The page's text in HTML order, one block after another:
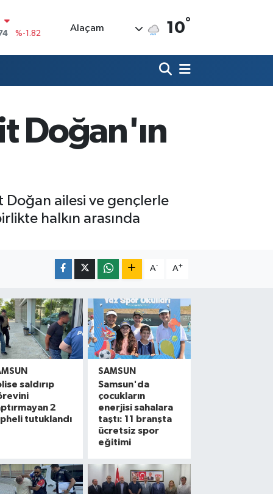
%0.02
%0
Alaçam 10°
Doğan'ın
Doğan ailesi ve gençlerle
halkın arasında
A- A+
saldırıp
2
tutuklandı
SAMSUN
Samsun'da
çocukların
enerjisi sahalara
taştı: 11 branşta
ücretsiz spor
eğitimi